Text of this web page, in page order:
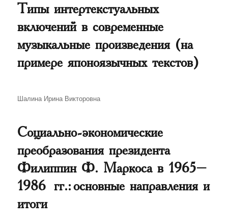
Типы интертекстуальных
включений в современные
музыкальные произведения (на
примере японоязычных текстов)
Автор
Шалина Ирина Викторовна
Социально-экономические
преобразования президента
Филиппин Ф. Маркоса в 1965–
1986 гг.: основные направления и
итоги